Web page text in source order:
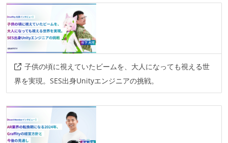
子供の頃に視えていたビームを、大人になっても視える世
界を実現。SES出身Unityエンジニアの挑戦。